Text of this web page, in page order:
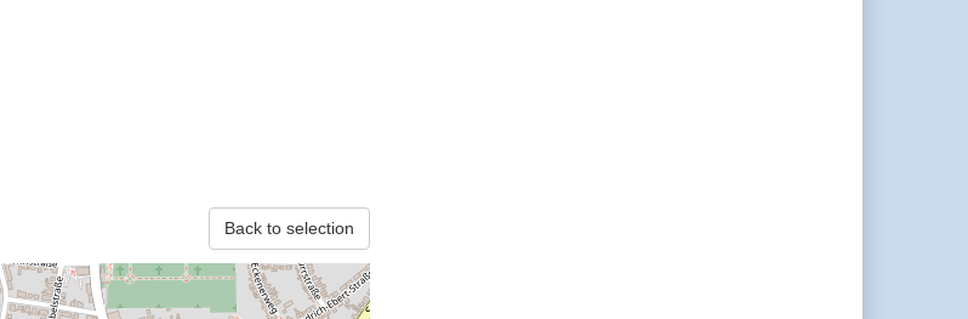
Back to selection